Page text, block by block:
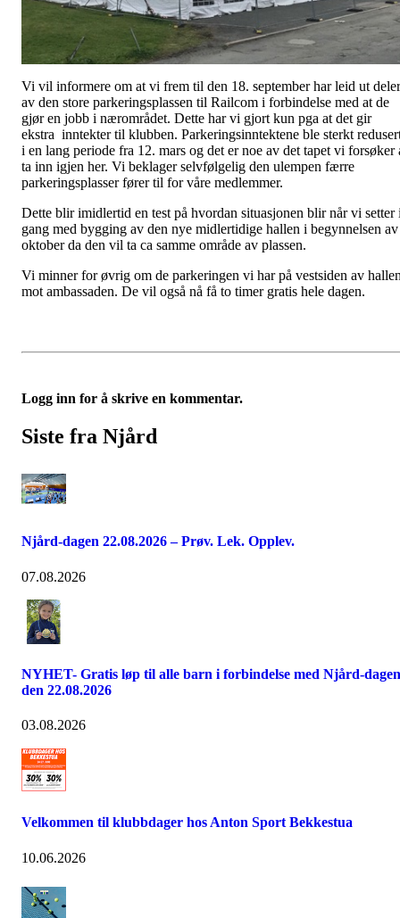
Vi vil informere om at vi frem til den 18. september har leid ut deler
av den store parkeringsplassen til Railcom i forbindelse med at de
gjør en jobb i nærområdet. Dette har vi gjort kun pga at det gir
ekstra inntekter til klubben. Parkeringsinntektene ble sterkt
i en lang periode fra 12. mars og det er noe av det tapet vi forsøker
ta inn igjen her. Vi beklager selvfølgelig den ulempen færre
parkeringsplasser fører til for våre medlemmer.
Dette blir imidlertid en test på hvordan situasjonen blir når vi setter
gang med bygging av den nye midlertidige hallen i begynnelsen av
oktober da den vil ta ca samme område av plassen.
Vi minner for øvrig om de parkeringen vi har på vestsiden av
mot ambassaden. De vil også nå få to timer gratis hele dagen.
Logg inn for å skrive en kommentar.
Siste fra Njård
Njård-dagen 22.08.2026 – Prøv. Lek. Opplev.
07.08.2026
NYHET- Gratis løp til alle barn i forbindelse med Njård-dagen
den 22.08.2026
03.08.2026
Velkommen til klubbdager hos Anton Sport Bekkestua
10.06.2026